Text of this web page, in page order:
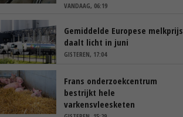
VANDAAG, 06:19
Gemiddelde Europese melkprijs
daalt licht in juni
GISTEREN, 17:04
Frans onderzoekcentrum
bestrijkt hele
varkensvleesketen